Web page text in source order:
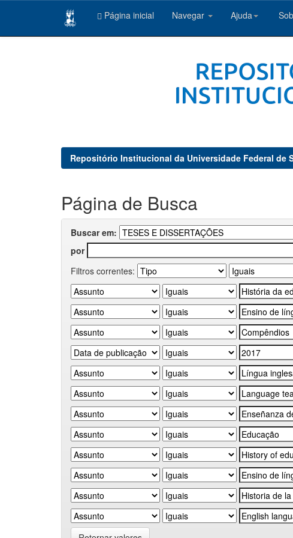
Página inicial Navegar Ajuda
Repositório Institucional da Universidade Federal de
Página de Busca
Buscar em:
por
Filtros correntes: